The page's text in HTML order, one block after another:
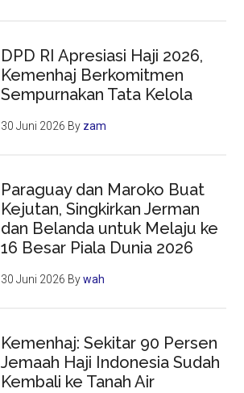
DPD RI Apresiasi Haji 2026,
Kemenhaj Berkomitmen
Sempurnakan Tata Kelola
30 Juni 2026 By zam
Paraguay dan Maroko Buat
Kejutan, Singkirkan Jerman
dan Belanda untuk Melaju ke
16 Besar Piala Dunia 2026
30 Juni 2026 Bywah
Kemenhaj: Sekitar 90 Persen
Jemaah Haji Indonesia Sudah
Kembali ke Tanah Air